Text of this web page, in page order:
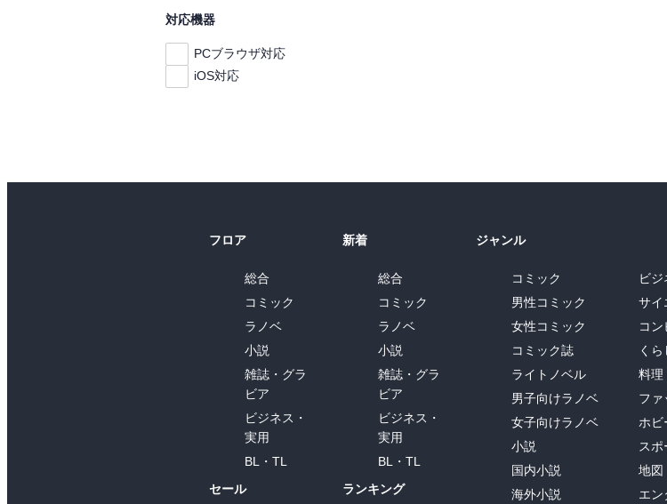
対応機器
PCブラウザ対応
iOS対応
フロア
総合
コミック
ラノベ
小説
雑誌・グラ
ビア
ビジネス・
実用
BL・TL
セール
新着
総合
コミック
ラノベ
小説
雑誌・グラ
ビア
ビジネス・
実用
BL・TL
ランキング
ジャンル
コミック
男性コミック
女性コミック
コミック誌
ライトノベル
男子向けラノベ
女子向けラノベ
小説
国内小説
海外小説
ビ
サイ
コ
く
料理
ファ
ホビ
ス
地図
エン